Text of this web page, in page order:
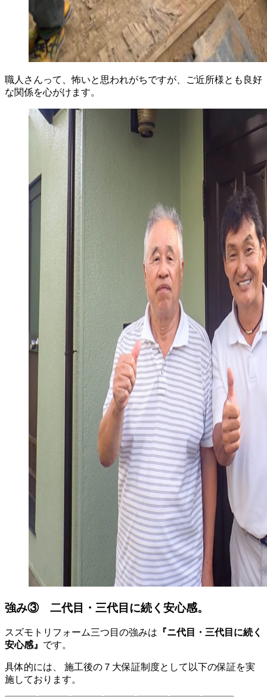
職人さんって、怖いと思われがちですが、ご近所様とも良好
な関係を心がけます。
強み③ 二代目・三代目に続く安心感。
スズモトリフォーム三つ目の強みは 『ニ代目・三代目に続く
安心感』 です。
具体的には、 施工後の７大保証制度として以下の保証を実
施しております。